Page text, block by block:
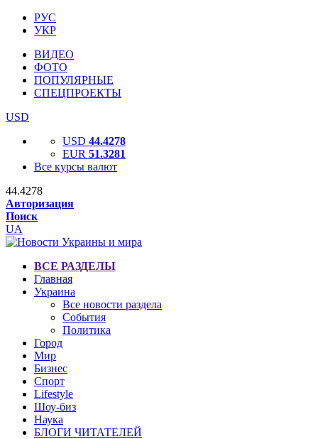
РУС
УКР
ВИДЕО
ФОТО
ПОПУЛЯРНЫЕ
СПЕЦПРОЕКТЫ
USD
USD 44.4278
EUR 51.3281
Все курсы валют
44.4278
Авторизация
Поиск
UA
ВСЕ РАЗДЕЛЫ
Главная
Украина
Все новости раздела
События
Политика
Город
Мир
Бизнес
Спорт
Lifestyle
Шоу-биз
Наука
БЛОГИ ЧИТАТЕЛЕЙ